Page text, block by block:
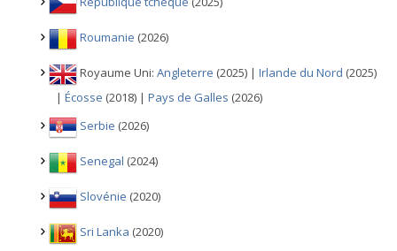
Roumanie (2026)
Royaume Uni: Angleterre (2025) | Irlande du Nord (2025)
| Écosse (2018) | Pays de Galles (2026)
Serbie (2026)
Senegal (2024)
Slovénie (2020)
Sri Lanka (2020)